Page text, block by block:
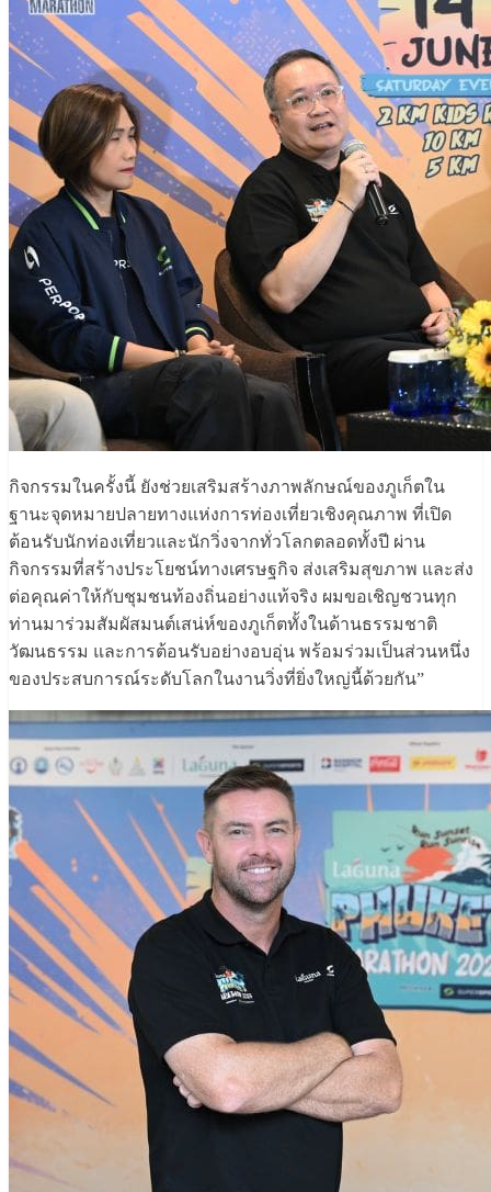
กิจกรรมในครั้งนี้ ยังช่วยเสริมสร้างภาพลักษณ์ของภูเก็ตใน
ฐานะจุดหมายปลายทางแห่งการท่องเที่ยวเชิงคุณภาพ ที่เปิด
ต้อนรับนักท่องเที่ยวและนักวิ่งจากทั่วโลกตลอดทั้งปี ผ่าน
กิจกรรมที่สร้างประโยชน์ทางเศรษฐกิจ ส่งเสริมสุขภาพ และส่ง
ต่อคุณค่าให้กับชุมชนท้องถิ่นอย่างแท้จริง ผมขอเชิญชวนทุก
ท่านมาร่วมสัมผัสมนต์เสน่ห์ของภูเก็ตทั้งในด้านธรรมชาติ
วัฒนธรรม และการต้อนรับอย่างอบอุ่น พร้อมร่วมเป็นส่วนหนึ่ง
ของประสบการณ์ระดับโลกในงานวิ่งที่ยิ่งใหญ่นี้ด้วยกัน”